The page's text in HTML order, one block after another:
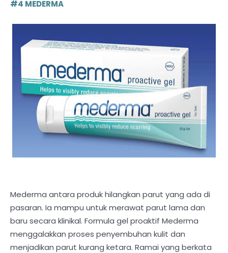
#4 MEDERMA
Mederma antara produk hilangkan parut yang ada di
pasaran. Ia mampu untuk merawat parut lama dan
baru secara klinikal. Formula gel proaktif Mederma
menggalakkan proses penyembuhan kulit dan
menjadikan parut kurang ketara. Ramai yang berkata